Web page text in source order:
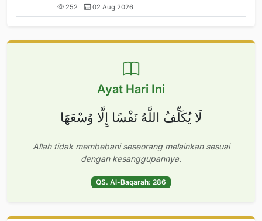
252 02 Aug 2026
Ayat Hari Ini
لَا يُكَلِّفُ اللَّهُ نَفْسًا إِلَّا وُسْعَهَا
Allah tidak membebani seseorang melainkan sesuai
dengan kesanggupannya.
QS. Al-Baqarah: 286